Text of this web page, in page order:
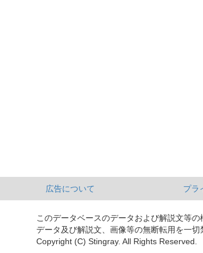
広告について プラ
このデータベースのデータおよび解説文等
データ及び解説文、画像等の無断転用を一切
Copyright (C) Stingray. All Rights Reserved.